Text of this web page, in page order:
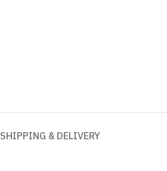
SHIPPING & DELIVERY